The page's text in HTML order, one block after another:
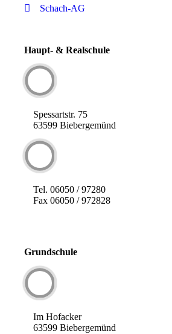
Schach-AG
Haupt- & Realschule
Spessartstr. 75
63599 Biebergemünd
Tel. 06050 / 97280
Fax 06050 / 972828
Grundschule
Im Hofacker
63599 Biebergemünd